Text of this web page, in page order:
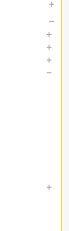
add
remove
add
add
add
remove
add